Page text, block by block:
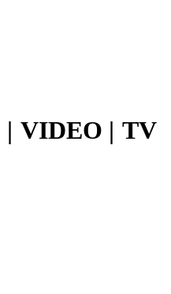
| VIDEO | TV